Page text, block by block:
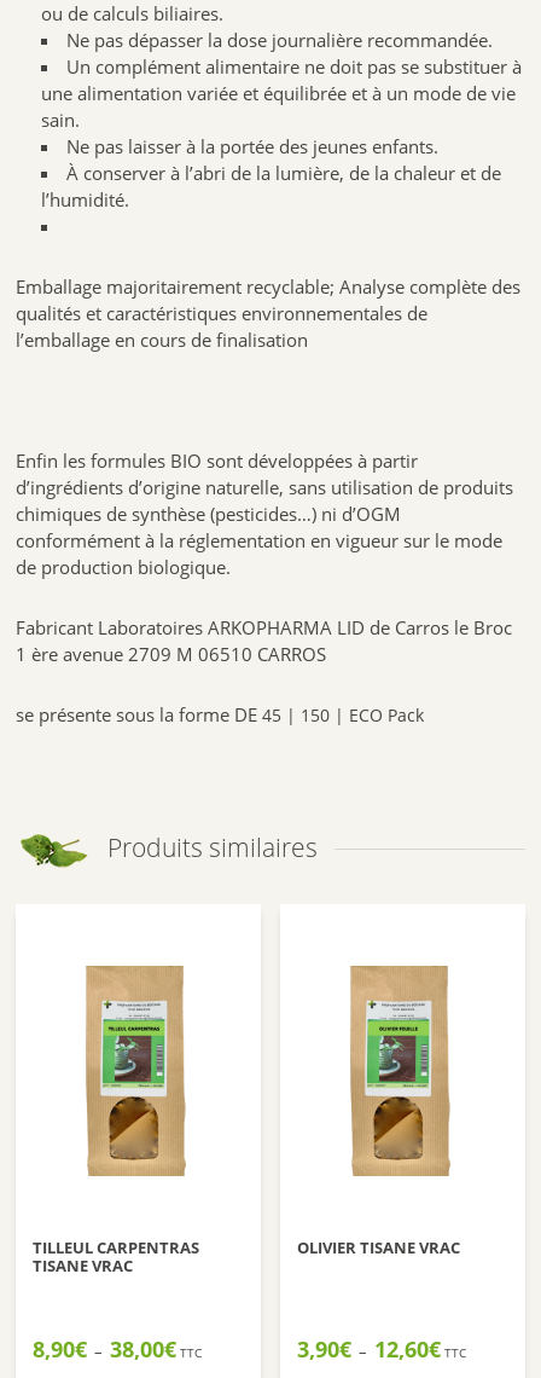
ou de calculs biliaires.
Ne pas dépasser la dose journalière recommandée.
Un complément alimentaire ne doit pas se substituer à
une alimentation variée et équilibrée et à un mode de vie
sain.
Ne pas laisser à la portée des jeunes enfants.
À conserver à l’abri de la lumière, de la chaleur et de
l’humidité.
Emballage majoritairement recyclable; Analyse complète des
qualités et caractéristiques environnementales de
l’emballage en cours de finalisation
Enfin les formules BIO sont développées à partir
d’ingrédients d’origine naturelle, sans utilisation de produits
chimiques de synthèse (pesticides…) ni d’OGM
conformément à la réglementation en vigueur sur le mode
de production biologique.
Fabricant Laboratoires ARKOPHARMA LID de Carros le Broc
1 ère avenue 2709 M 06510 CARROS
se présente sous la forme DE45 | 150 | ECO Pack
Produits similaires
TILLEUL CARPENTRAS
TISANE VRAC
8,90€ – 38,00€Plage
TTC
OLIVIER TISANE VRAC
3,90€ – 12,60€Plage
TTC